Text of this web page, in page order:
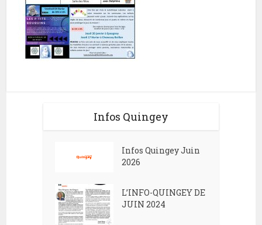
Infos Quingey
Infos Quingey Juin
2026
L’INFO-QUINGEY DE
JUIN 2024